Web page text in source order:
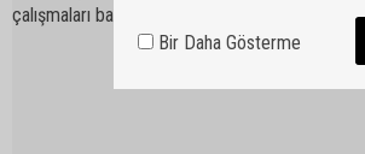
Bir Daha Gösterme